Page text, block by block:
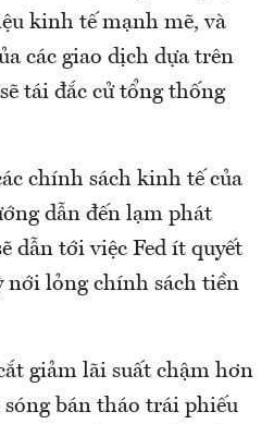
kinh tế mạnh mẽ, và
các giao dịch dựa trên
tái đắc cử tổng thống
chính sách kinh tế của
dẫn đến lạm phát
dẫn tới việc Fed ít quyết
lỏng chính sách tiền
giảm lãi suất chậm hơn
bán tháo trái phiếu